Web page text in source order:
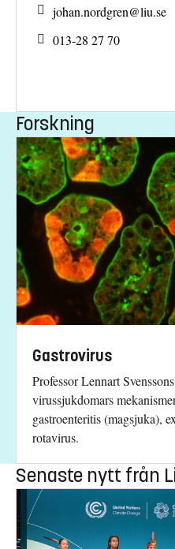
johan.nordgren@liu.se
013-28 27 70
Forskning
Gastrovirus
Professor Lennart
virussjukdomars
gastroenteritis (magsjuka),
rotavirus.
Senaste nytt från